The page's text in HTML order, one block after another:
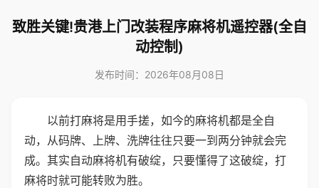
致胜关键!贵港上门改装程序麻将机遥控器(全自
动控制)
发布时间：2026年08月08日
以前打麻将是用手搓，如今的麻将机都是全自
动，从码牌、上牌、洗牌往往只要一到两分钟就会完
成。其实自动麻将机有破绽，只要懂得了这破绽，打
麻将时就可能转败为胜。